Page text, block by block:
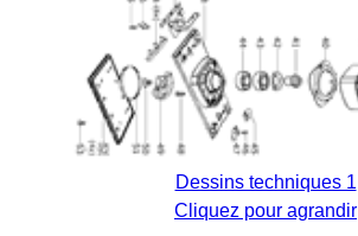
Dessins techniques 1
Cliquez pour agrandir